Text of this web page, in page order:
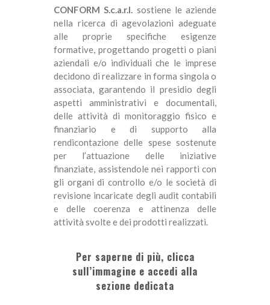
CONFORM S.c.a.r.l. sostiene le aziende
nella ricerca di agevolazioni adeguate
alle proprie specifiche esigenze
formative, progettando progetti o piani
aziendali e/o individuali che le imprese
decidono di realizzare in forma singola o
associata, garantendo il presidio degli
aspetti amministrativi e documentali,
delle attività di monitoraggio fisico e
finanziario e di supporto alla
rendicontazione delle spese sostenute
per l’attuazione delle iniziative
finanziate, assistendole nei rapporti con
gli organi di controllo e/o le società di
revisione incaricate degli audit contabili
e delle coerenza e attinenza delle
attività svolte e dei prodotti realizzati.
Per saperne di più, clicca
sull’immagine e accedi alla
sezione dedicata